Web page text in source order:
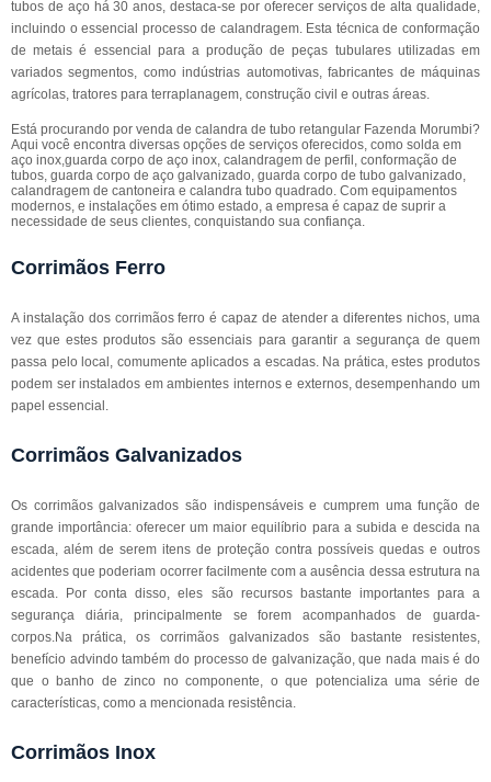
tubos de aço há 30 anos, destaca-se por oferecer serviços de alta qualidade,
incluindo o essencial processo de calandragem. Esta técnica de conformação
de metais é essencial para a produção de peças tubulares utilizadas em
variados segmentos, como indústrias automotivas, fabricantes de máquinas
agrícolas, tratores para terraplanagem, construção civil e outras áreas.
Está procurando por venda de calandra de tubo retangular Fazenda Morumbi?
Aqui você encontra diversas opções de serviços oferecidos, como solda em
aço inox,guarda corpo de aço inox, calandragem de perfil, conformação de
tubos, guarda corpo de aço galvanizado, guarda corpo de tubo galvanizado,
calandragem de cantoneira e calandra tubo quadrado. Com equipamentos
modernos, e instalações em ótimo estado, a empresa é capaz de suprir a
necessidade de seus clientes, conquistando sua confiança.
Corrimãos Ferro
A instalação dos corrimãos ferro é capaz de atender a diferentes nichos, uma
vez que estes produtos são essenciais para garantir a segurança de quem
passa pelo local, comumente aplicados a escadas. Na prática, estes produtos
podem ser instalados em ambientes internos e externos, desempenhando um
papel essencial.
Corrimãos Galvanizados
Os corrimãos galvanizados são indispensáveis e cumprem uma função de
grande importância: oferecer um maior equilíbrio para a subida e descida na
escada, além de serem itens de proteção contra possíveis quedas e outros
acidentes que poderiam ocorrer facilmente com a ausência dessa estrutura na
escada. Por conta disso, eles são recursos bastante importantes para a
segurança diária, principalmente se forem acompanhados de guarda-
corpos.Na prática, os corrimãos galvanizados são bastante resistentes,
benefício advindo também do processo de galvanização, que nada mais é do
que o banho de zinco no componente, o que potencializa uma série de
características, como a mencionada resistência.
Corrimãos Inox